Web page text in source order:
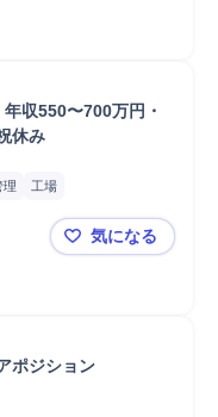
収550〜700万円・
休み
理
工場
医薬品 品質
気になる
ポジション